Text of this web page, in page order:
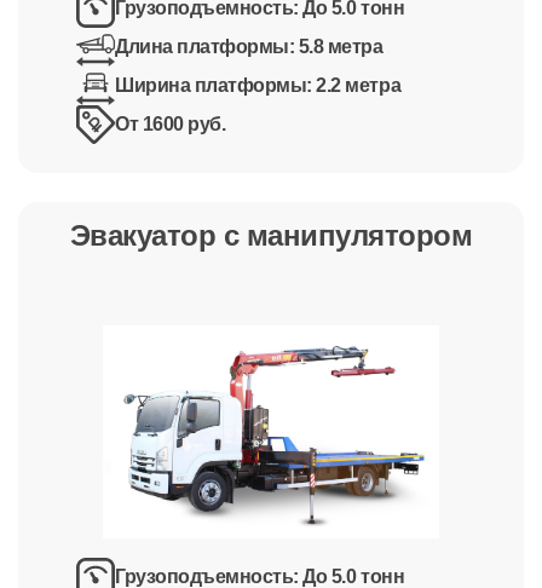
Грузоподъемность:До 5.0 тонн
Длина платформы: 5.8 метра
Ширина платформы:2.2 метра
От 1600 руб.
Эвакуатор с манипулятором
Грузоподъемность:До 5.0 тонн